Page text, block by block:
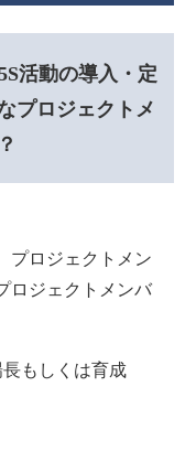
活動の導入・定
プロジェクトメ
プロジェクトメン
ロジェクトメンバ
もしくは育成